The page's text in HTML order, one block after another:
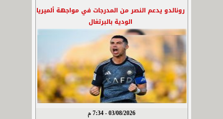
رونالدو يدعم النصر من المدرجات في مواجهة ألميريا
الودية بالبرتغال
03/08/2026 - 7:34 م